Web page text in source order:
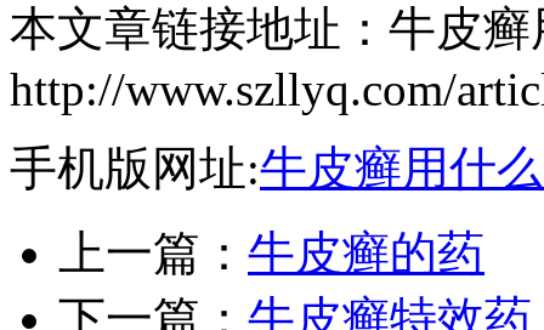
本文章链接地址：牛皮
http://www.szllyq.com/
手机版网址:牛皮癣用什
上一篇： 牛皮癣的药
下一篇： 牛皮癣特效药